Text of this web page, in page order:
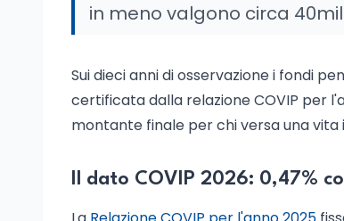
in meno valgono circa
Sui dieci anni di osservazione i fondi
certificata dalla relazione COVIP per
montante finale per chi versa una vita
Il dato COVIP 2026: 0,47%